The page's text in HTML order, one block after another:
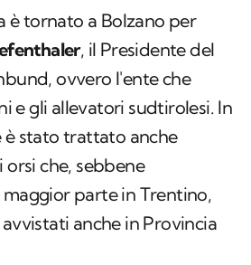
è tornato a Bolzano per
, il Presidente del
ovvero l'ente che
e gli allevatori sudtirolesi. In
è stato trattato anche
che, sebbene
parte in Trentino,
anche in Provincia